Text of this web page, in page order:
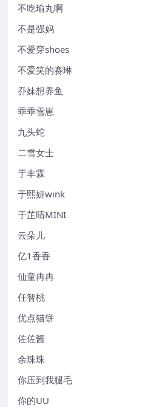
不吃瑜丸啊
不是强妈
不爱穿shoes
不爱笑的赛琳
乔妹想养鱼
乖乖雪崽
九头蛇
二雪女士
于丰霖
于熙妍wink
于芷晴MINI
云朵儿
亿1香香
仙童冉冉
任智桃
优点猫饼
佐佐酱
余珠珠
你压到我腿毛
你的UU